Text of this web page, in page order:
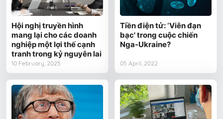
Hội nghị truyền hình
mang lại cho các doanh
nghiệp một lợi thế cạnh
tranh trong kỷ nguyên lai
10 February, 2025
Tiền điện tử: ‘Viên đạn
bạc' trong cuộc chiến
Nga-Ukraine?
05 April, 2022